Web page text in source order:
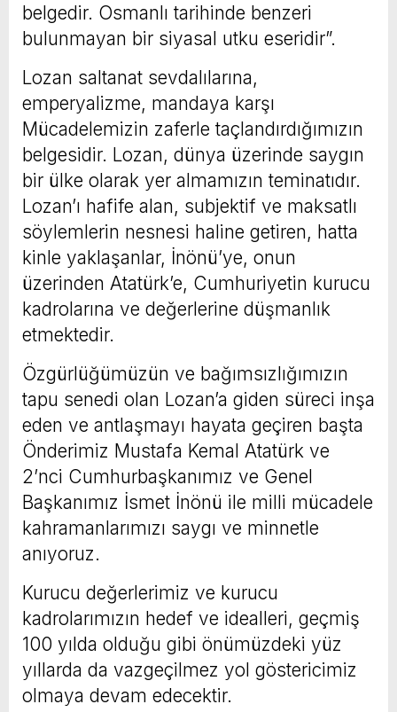
belgedir. Osmanlı tarihinde benzeri
bulunmayan bir siyasal utku eseridir”.
Lozan saltanat sevdalılarına,
emperyalizme, mandaya karşı
Mücadelemizin zaferle taçlandırdığımızın
belgesidir. Lozan, dünya üzerinde saygın
bir ülke olarak yer almamızın teminatıdır.
Lozan’ı hafife alan, subjektif ve maksatlı
söylemlerin nesnesi haline getiren, hatta
kinle yaklaşanlar, İnönü’ye, onun
üzerinden Atatürk’e, Cumhuriyetin kurucu
kadrolarına ve değerlerine düşmanlık
etmektedir.
Özgürlüğümüzün ve bağımsızlığımızın
tapu senedi olan Lozan’a giden süreci inşa
eden ve antlaşmayı hayata geçiren başta
Önderimiz Mustafa Kemal Atatürk ve
2’nci Cumhurbaşkanımız ve Genel
Başkanımız İsmet İnönü ile milli mücadele
kahramanlarımızı saygı ve minnetle
anıyoruz.
Kurucu değerlerimiz ve kurucu
kadrolarımızın hedef ve idealleri, geçmiş
100 yılda olduğu gibi önümüzdeki yüz
yıllarda da vazgeçilmez yol göstericimiz
olmaya devam edecektir.